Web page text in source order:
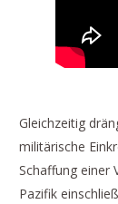
Gleichzeitig
militärische
Schaffung einer
Pazifik